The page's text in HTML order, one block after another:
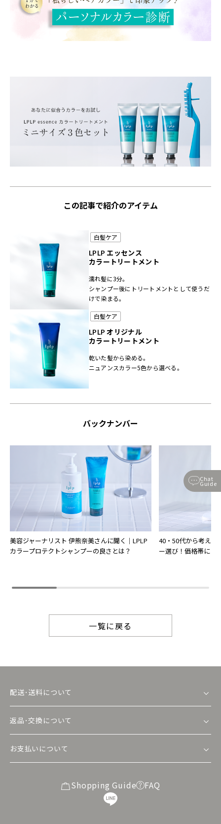
Chat
Guide
この記事で紹介のアイテム
白髪ケア
LPLP エッセンス
カラートリートメント
濡れ髪に3分。
シャンプー後にトリートメントとして使うだ
けで染まる。
白髪ケア
LPLP オリジナル
カラートリートメント
乾いた髪から染める。
ニュアンスカラー5色から選べる。
バックナンバー
美容ジャーナリスト 伊熊奈美さんに聞く｜LPLP
カラープロテクトシャンプーの良さとは？
40・50代から考えた
ー選び！価格帯によ
一覧に戻る
配送･送料について
返品･交換について
お支払いについて
Shopping Guide FAQ